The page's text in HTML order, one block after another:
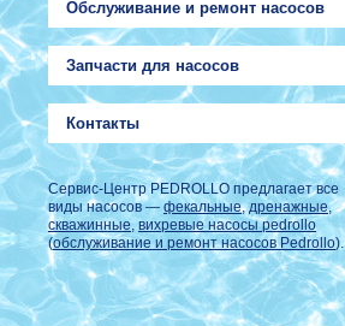
Обслуживание и ремонт насосов
Запчасти для насосов
Контакты
Сервис-Центр PEDROLLO предлагает все
виды насосов — фекальные,дренажные,
скважинные,вихревые насосы pedrollo
(обслуживание и ремонт насосов Pedrollo).